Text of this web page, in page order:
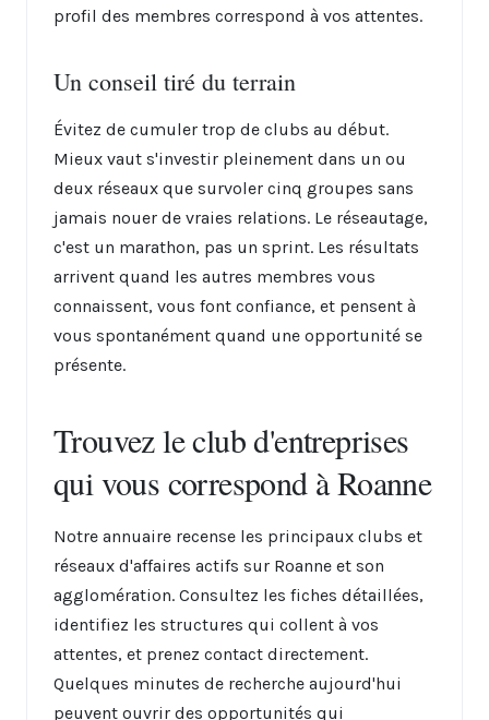
profil des membres correspond à vos attentes.
Un conseil tiré du terrain
Évitez de cumuler trop de clubs au début.
Mieux vaut s'investir pleinement dans un ou
deux réseaux que survoler cinq groupes sans
jamais nouer de vraies relations. Le réseautage,
c'est un marathon, pas un sprint. Les résultats
arrivent quand les autres membres vous
connaissent, vous font confiance, et pensent à
vous spontanément quand une opportunité se
présente.
Trouvez le club d'entreprises
qui vous correspond à Roanne
Notre annuaire recense les principaux clubs et
réseaux d'affaires actifs sur Roanne et son
agglomération. Consultez les fiches détaillées,
identifiez les structures qui collent à vos
attentes, et prenez contact directement.
Quelques minutes de recherche aujourd'hui
peuvent ouvrir des opportunités qui